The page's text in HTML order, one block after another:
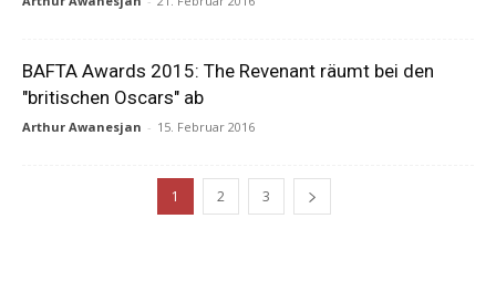
BAFTA Awards 2015: The Revenant räumt bei den
"britischen Oscars" ab
Arthur Awanesjan - 15. Februar 2016
1 2 3